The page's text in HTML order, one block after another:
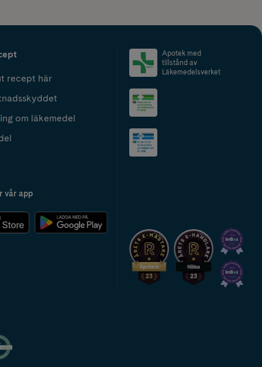
recept här
om läkemedel
vår app
Apotek med
tillstånd av
Läkemedelsverket
2024